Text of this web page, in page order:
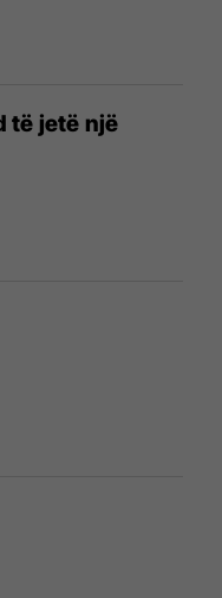
të jetë një